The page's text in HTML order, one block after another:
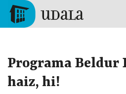
Aller au contenu principal
Programa Beldur
haiz, hi!